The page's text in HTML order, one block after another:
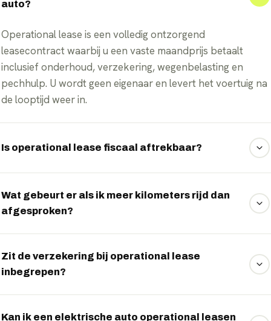
auto?
Operational lease is een volledig ontzorgend
leasecontract waarbij u een vaste maandprijs betaalt
inclusief onderhoud, verzekering, wegenbelasting en
pechhulp. U wordt geen eigenaar en levert het voertuig na
de looptijd weer in.
Is operational lease fiscaal aftrekbaar?
de winst. Bij privégebruik betaalt u bijtelling, die voor
elektrische auto's in 2026 nog altijd lager is dan voor
Wat gebeurt er als ik meer kilometers rijd dan
afgesproken?
tarief verrekend. Rijdt u juist minder, dan krijgt u vaak een
deel terug. Wij stellen de kilometerafspraak realistisch in
Zit de verzekering bij operational lease
inbegrepen?
Kan ik een elektrische auto operational leasen